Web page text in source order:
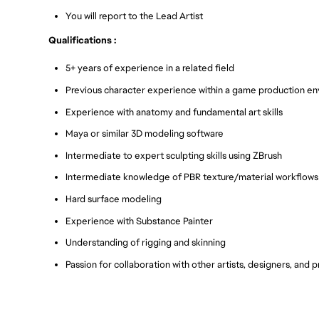
You will report to the Lead Artist
Qualifications :
5+ years of experience in a related field
Previous character experience within a game production
Experience with anatomy and fundamental art skills
Maya or similar 3D modeling software
Intermediate to expert sculpting skills using ZBrush
Intermediate knowledge of PBR texture/material workflows
Hard surface modeling
Experience with Substance Painter
Understanding of rigging and skinning
Passion for collaboration with other artists, designers, and